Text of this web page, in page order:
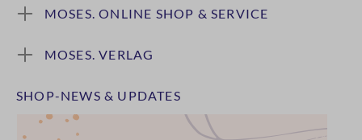
MOSES. ONLINE SHOP & SERVICE
MOSES. VERLAG
SHOP-NEWS & UPDATES